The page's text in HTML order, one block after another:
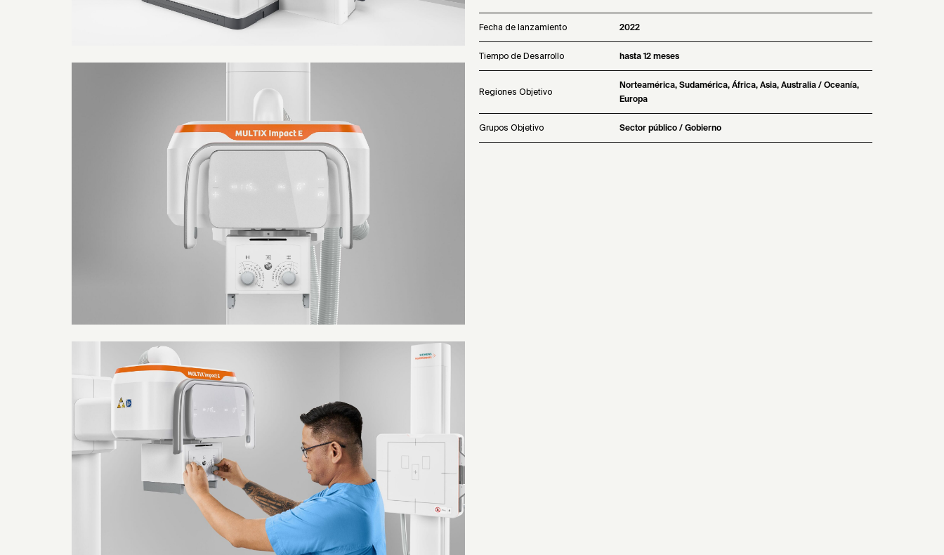
Fecha de lanzamiento 2022
Tiempo de Desarrollo hasta 12 meses
Regiones Objetivo
Norteamérica, Sudamérica, África, Asia, Australia / Oceanía,
Europa
Grupos Objetivo Sector público / Gobierno